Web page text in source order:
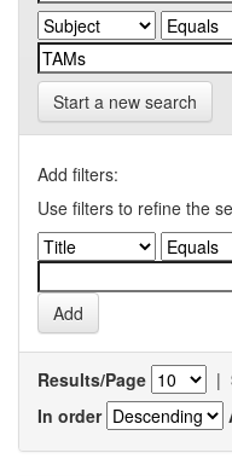
Start a new search
Add filters:
Use filters to refine the
Results/Page |
In order